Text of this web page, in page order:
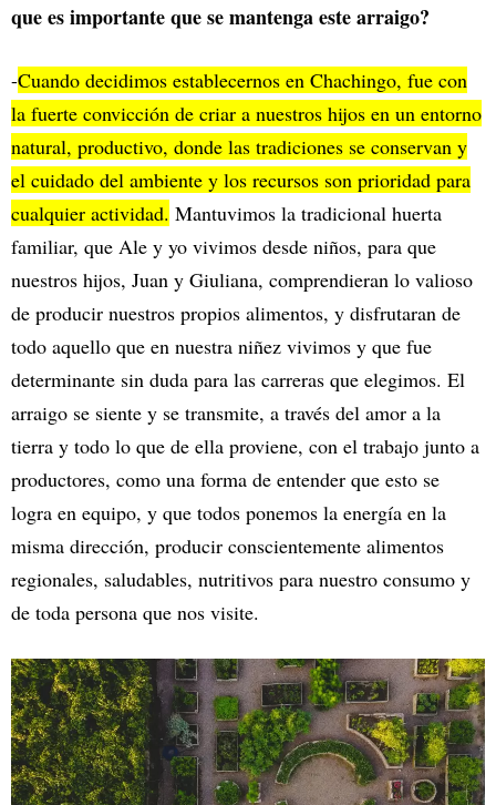
que es importante que se mantenga este arraigo?
-Cuando decidimos establecernos en Chachingo, fue con
la fuerte convicción de criar a nuestros hijos en un entorno
natural, productivo, donde las tradiciones se conservan y
el cuidado del ambiente y los recursos son prioridad para
cualquier actividad. Mantuvimos la tradicional huerta
familiar, que Ale y yo vivimos desde niños, para que
nuestros hijos, Juan y Giuliana, comprendieran lo valioso
de producir nuestros propios alimentos, y disfrutaran de
todo aquello que en nuestra niñez vivimos y que fue
determinante sin duda para las carreras que elegimos. El
arraigo se siente y se transmite, a través del amor a la
tierra y todo lo que de ella proviene, con el trabajo junto a
productores, como una forma de entender que esto se
logra en equipo, y que todos ponemos la energía en la
misma dirección, producir conscientemente alimentos
regionales, saludables, nutritivos para nuestro consumo y
de toda persona que nos visite.